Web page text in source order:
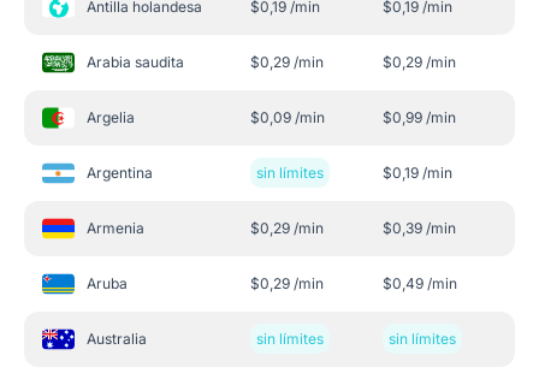
Antilla holandesa $0,19 /min $0,19 /min
Arabia saudita $0,29 /min $0,29 /min
Argelia $0,09 /min $0,99 /min
Argentina sin límites $0,19 /min
Armenia $0,29 /min $0,39 /min
Aruba $0,29 /min $0,49 /min
Australia sin límites sin límites